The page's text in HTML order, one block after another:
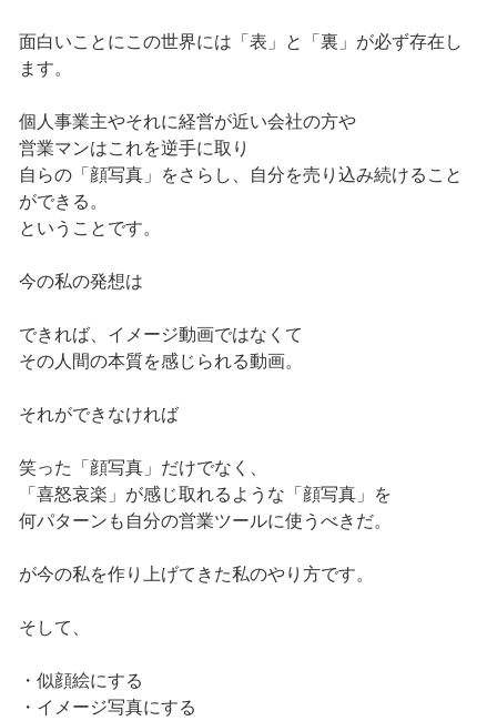
面白いことにこの世界には「表」と「裏」が必ず存在し
ます。
個人事業主やそれに経営が近い会社の方や
営業マンはこれを逆手に取り
自らの「顔写真」をさらし、自分を売り込み続けること
ができる。
ということです。
今の私の発想は
できれば、イメージ動画ではなくて
その人間の本質を感じられる動画。
それができなければ
笑った「顔写真」だけでなく、
「喜怒哀楽」が感じ取れるような「顔写真」を
何パターンも自分の営業ツールに使うべきだ。
が今の私を作り上げてきた私のやり方です。
そして、
・似顔絵にする
・イメージ写真にする